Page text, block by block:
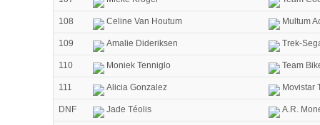
108 Celine Van Houtum Multum
109 Amalie Dideriksen Trek-
110 Moniek Tenniglo Team
111 Alicia Gonzalez Movistar
DNF Jade Téolis A.R.